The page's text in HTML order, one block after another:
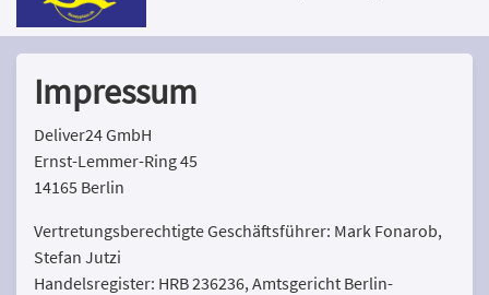
Impressum
Deliver24 GmbH
Ernst-Lemmer-Ring 45
14165 Berlin
Vertretungsberechtigte Geschäftsführer: Mark Fonarob,
Stefan Jutzi
Handelsregister: HRB 236236, Amtsgericht Berlin-